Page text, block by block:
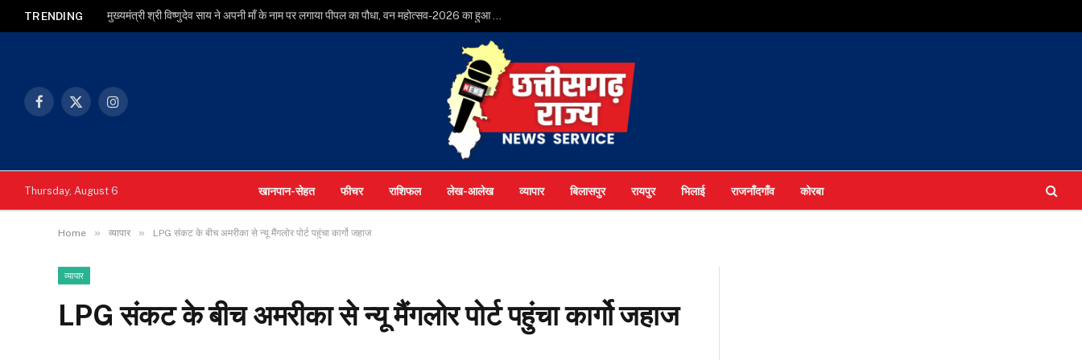
TRENDING मुख्यमंत्री श्री विष्णुदेव साय ने अपनी माँ के नाम पर लगाया पीपल का पौधा, वन महोत्सव-2026 का हुआ शुभारंभ
Facebook
X
Instagram
Thursday, August 6 खानपान-सेहत फीचर राशिफल लेख-आलेख व्यापार बिलासपुर रायपुर भिलाई राजनाँदगाँव कोरबा
Home » व्यापार » LPG संकट के बीच अमरीका से न्यू मैंगलोर पोर्ट पहुंचा कार्गो जहाज
व्यापार
LPG संकट के बीच अमरीका से न्यू मैंगलोर पोर्ट पहुंचा कार्गो जहाज